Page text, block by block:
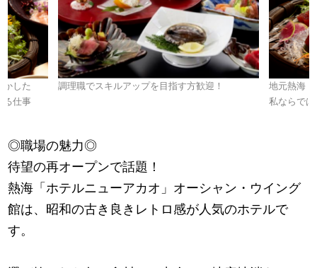
かした
る仕事
調理職でスキルアップを目指す方歓迎！
地元熱海
私ならで
◎職場の魅力◎
待望の再オープンで話題！
熱海「ホテルニューアカオ」オーシャン・ウイング
館は、昭和の古き良きレトロ感が人気のホテルで
す。